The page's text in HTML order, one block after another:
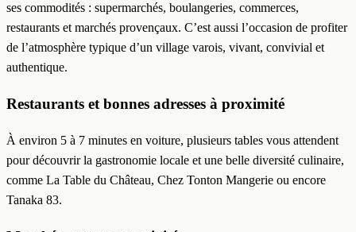
ses commodités : supermarchés, boulangeries, commerces,
restaurants et marchés provençaux. C’est aussi l’occasion de profiter
de l’atmosphère typique d’un village varois, vivant, convivial et
authentique.
Restaurants et bonnes adresses à proximité
À environ 5 à 7 minutes en voiture, plusieurs tables vous attendent
pour découvrir la gastronomie locale et une belle diversité culinaire,
comme La Table du Château, Chez Tonton Mangerie ou encore
Tanaka 83.